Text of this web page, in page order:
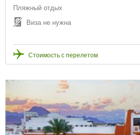
Пляжный отдых
Виза не нужна
Стоимость с перелетом